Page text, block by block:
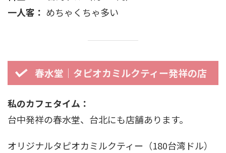
一人客： めちゃくちゃ多い
春水堂｜タピオカミルクティー発祥の店
私のカフェタイム：
台中発祥の春水堂、台北にも店舗あります。
オリジナルタピオカミルクティー（180台湾ドル）